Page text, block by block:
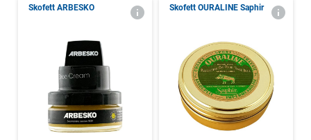
Skofett ARBESKO Skofett OURALINE Saphir